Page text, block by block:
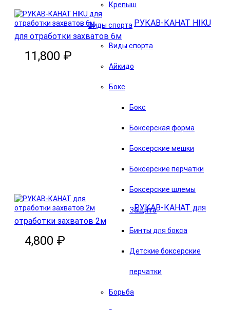
Крепыш
Виды спорта
Виды спорта
Айкидо
Бокс
Бокс
Боксерская форма
Боксерские мешки
Боксерские перчатки
Боксерские шлемы
Защита
Бинты для бокса
Детские боксерские
перчатки
Борьба
РУКАВ-КАНАТ HIKU
для отработки захватов 6м
11,800 ₽
РУКАВ-КАНАТ для
отработки захватов 2м
4,800 ₽